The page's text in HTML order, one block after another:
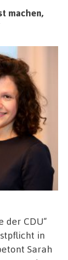
machen,
der CDU“
in
Sarah